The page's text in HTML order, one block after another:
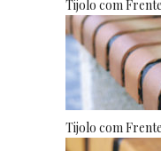
Tijolo com
Tijolo com